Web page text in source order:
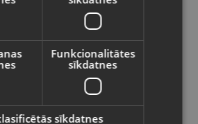
One 365 GB
Latvian
Funkcionalitātes
sīkdatnes
sīkdatnes